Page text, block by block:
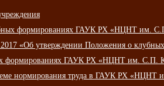
формированиях ГАУК РХ «НЦНТ им.
«Об утверждении Положения о
формированиях ГАУК РХ «НЦНТ им. С.П.
нормирования труда в ГАУК РХ «НЦНТ